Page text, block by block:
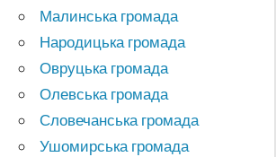
Малинська громада
Народицька громада
Овруцька громада
Олевська громада
Словечанська громада
Ушомирська громада